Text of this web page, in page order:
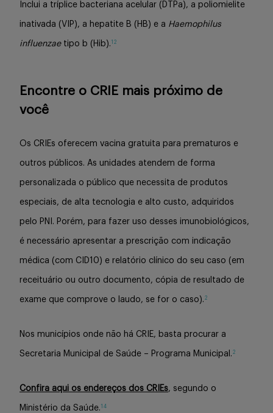
Inclui a tríplice bacteriana acelular (DTPa), a poliomielite
inativada (VIP), a hepatite B (HB) e a Haemophilus
influenzaetipo b (Hib). 12
Encontre o CRIE mais próximo de
você
Os CRIEs oferecem vacina gratuita para prematuros e
outros públicos. As unidades atendem de forma
personalizada o público que necessita de produtos
especiais, de alta tecnologia e alto custo, adquiridos
pelo PNI. Porém, para fazer uso desses imunobiológicos,
é necessário apresentar a prescrição com indicação
médica (com CID10) e relatório clínico do seu caso (em
receituário ou outro documento, cópia de resultado de
exame que comprove o laudo, se for o caso). 2
Nos municípios onde não há CRIE, basta procurar a
Secretaria Municipal de Saúde – Programa Municipal. 2
Confira aqui os endereços dos CRIEs, segundo o
Ministério da Saúde. 14